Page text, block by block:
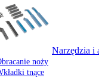
Narzędzia i
noży
tnące